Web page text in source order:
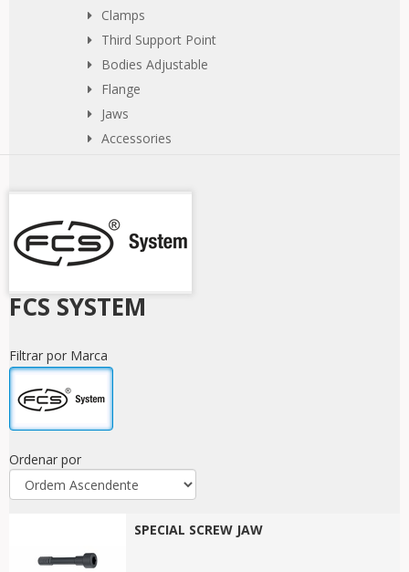
Clamps
Third Support Point
Bodies Adjustable
Flange
Jaws
Accessories
FCS SYSTEM
Filtrar por Marca
Ordenar por
SPECIAL SCREW JAW